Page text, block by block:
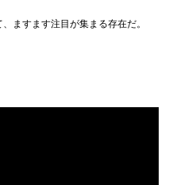
ますます注目が集まる存在だ。